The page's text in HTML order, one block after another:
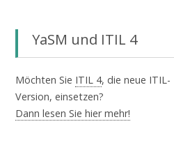
YaSM und ITIL 4
Möchten Sie ITIL 4, die neue ITIL-
Version, einsetzen?
Dann lesen Sie hier mehr!